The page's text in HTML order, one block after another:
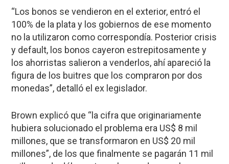
“Los bonos se vendieron en el exterior, entró el
100% de la plata y los gobiernos de ese momento
no la utilizaron como correspondía. Posterior crisis
y default, los bonos cayeron estrepitosamente y
los ahorristas salieron a venderlos, ahí apareció la
figura de los buitres que los compraron por dos
monedas”, detalló el ex legislador.
Brown explicó que “la cifra que originariamente
hubiera solucionado el problema era US$ 8 mil
millones, que se transformaron en US$ 20 mil
millones”, de los que finalmente se pagarán 11 mil